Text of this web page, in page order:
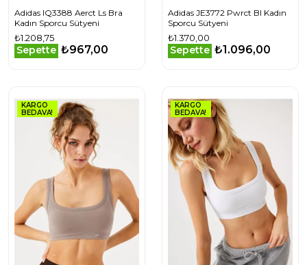
Adidas IQ3388 Aerct Ls Bra
Kadın Sporcu Sütyeni
₺1.208,75
Sepette ₺967,00
Adidas JE3772 Pwrct Bl Kadın
Sporcu Sütyeni
₺1.370,00
Sepette ₺1.096,00
KARGO
BEDAVA!
KARGO
BEDAVA!